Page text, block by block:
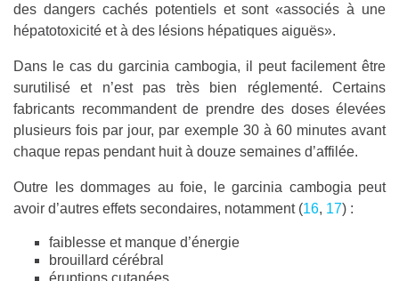
des dangers cachés potentiels et sont «associés à une
hépatotoxicité et à des lésions hépatiques aiguës».
Dans le cas du garcinia cambogia, il peut facilement être
surutilisé et n’est pas très bien réglementé. Certains
fabricants recommandent de prendre des doses élevées
plusieurs fois par jour, par exemple 30 à 60 minutes avant
chaque repas pendant huit à douze semaines d’affilée.
Outre les dommages au foie, le garcinia cambogia peut
avoir d’autres effets secondaires, notamment (16, 17) :
faiblesse et manque d’énergie
brouillard cérébral
éruptions cutanées